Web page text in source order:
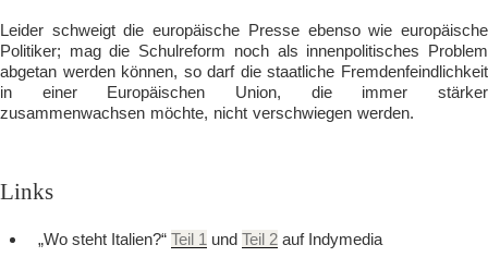
Leider schweigt die europäische Presse ebenso wie europäische
Politiker; mag die Schulreform noch als innenpolitisches Problem
abgetan werden können, so darf die staatliche Fremdenfeindlichkeit
in einer Europäischen Union, die immer stärker
zusammenwachsen möchte, nicht verschwiegen werden.
Links
„Wo steht Italien?“ Teil 1 und Teil 2 auf Indymedia